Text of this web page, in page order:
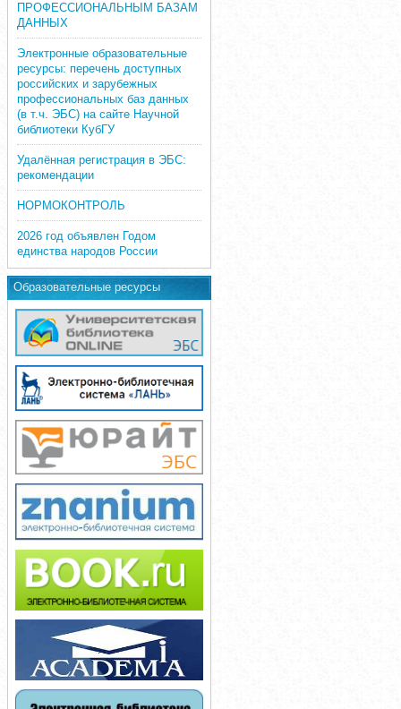
ПРОФЕССИОНАЛЬНЫМ БАЗАМ
ДАННЫХ
Электронные образовательные
ресурсы: перечень доступных
российских и зарубежных
профессиональных баз данных
(в т.ч. ЭБС) на сайте Научной
библиотеки КубГУ
Удалённая регистрация в ЭБС:
рекомендации
НОРМОКОНТРОЛЬ
2026 год объявлен Годом
единства народов России
Образовательные ресурсы